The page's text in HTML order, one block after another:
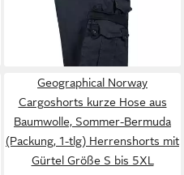
Fit (Packung, 1-tlg) Bermuda
Shorts mit Gürtel &
Cargotaschen, Größe S–5XL
Geographical Norway
Cargoshorts kurze Hose aus
Baumwolle, Sommer-Bermuda
(Packung, 1-tlg) Herrenshorts mit
Gürtel Größe S bis 5XL